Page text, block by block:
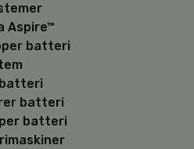
Aspire™
batteri
batteri
batteri